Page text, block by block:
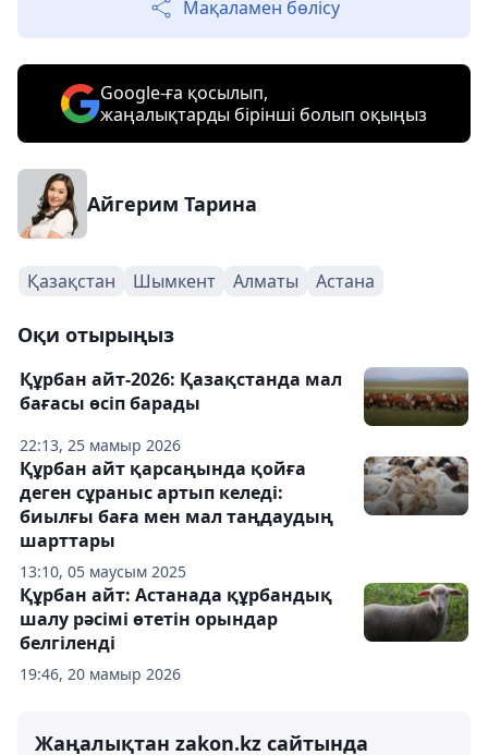
Мақаламен бөлісу
Google-ға қосылып,
жаңалықтарды бірінші болып оқыңыз
Айгерим Тарина
Қазақстан Шымкент Алматы Астана
Оқи отырыңыз
22:13, 25 мамыр 2026
Құрбан айт-2026: Қазақстанда мал
бағасы өсіп барады
13:10, 05 маусым 2025
Құрбан айт қарсаңында қойға
деген сұраныс артып келеді:
биылғы баға мен мал таңдаудың
шарттары
19:46, 20 мамыр 2026
Құрбан айт: Астанада құрбандық
шалу рәсімі өтетін орындар
белгіленді
Жаңалықтан zakon.kz сайтында